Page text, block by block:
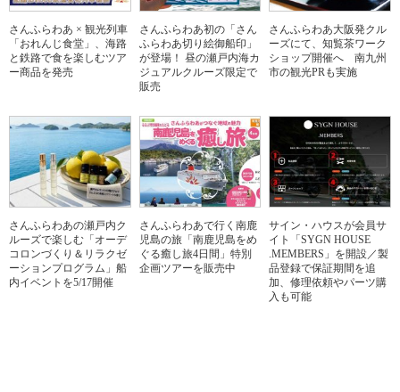
さんふらわあ × 観光列車
「おれんじ食堂」、海路
と鉄路で食を楽しむツア
ー商品を発売
さんふらわあ初の「さん
ふらわあ切り絵御船印」
が登場！ 昼の瀬戸内海カ
ジュアルクルーズ限定で
販売
さんふらわあ大阪発クル
ーズにて、知覧茶ワーク
ショップ開催へ 南九州
市の観光PRも実施
さんふらわあの瀬戸内ク
ルーズで楽しむ「オーデ
コロンづくり＆リラクゼ
ーションプログラム」船
内イベントを5/17開催
さんふらわあで行く南鹿
児島の旅「南鹿児島をめ
ぐる癒し旅4日間」特別
企画ツアーを販売中
サイン・ハウスが会員サ
イト「SYGN HOUSE
.MEMBERS」を開設／製
品登録で保証期間を追
加、修理依頼やパーツ購
入も可能